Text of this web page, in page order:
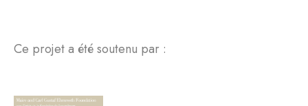
Ce projet a été soutenu par :